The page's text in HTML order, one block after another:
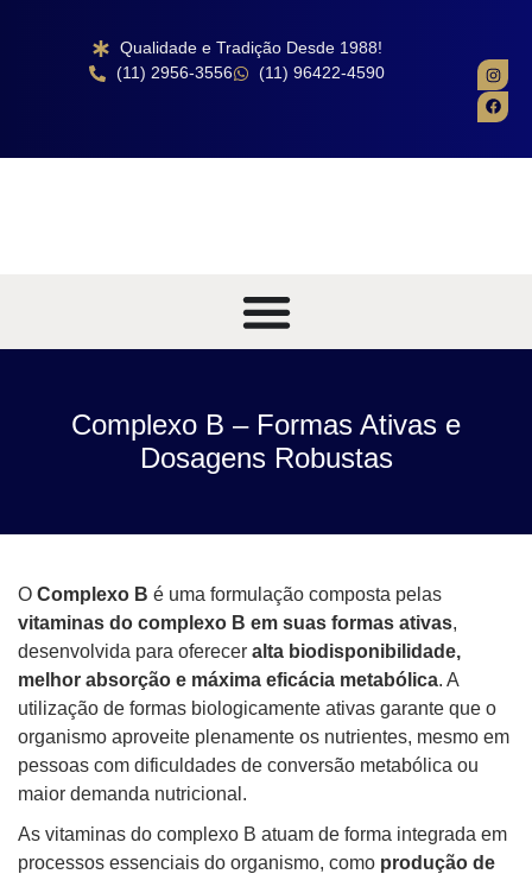
Qualidade e Tradição Desde 1988!
(11) 2956-3556
(11) 96422-4590
Complexo B – Formas Ativas e
Dosagens Robustas
O Complexo B é uma formulação composta pelas
vitaminas do complexo B em suas formas ativas,
desenvolvida para oferecer alta biodisponibilidade,
melhor absorção e máxima eficácia metabólica. A
utilização de formas biologicamente ativas garante que o
organismo aproveite plenamente os nutrientes, mesmo em
pessoas com dificuldades de conversão metabólica ou
maior demanda nutricional.
As vitaminas do complexo B atuam de forma integrada em
processos essenciais do organismo, como produção de